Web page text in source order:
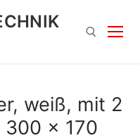
weiß, mit 2
x 170